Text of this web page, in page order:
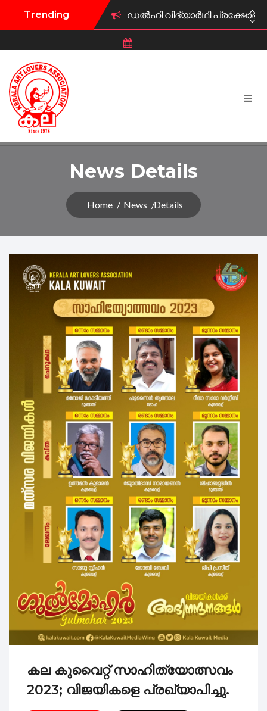
Trending ഡൽഹി വിദ്യാർഥി
കല കുവൈറ്റ് വി.എസ്
കല കുവൈറ്റ് ഫിഫ ലോകകപ്പ്
കല കുവൈറ്റ് ഫിഫ ലോകകപ്പ്
കല കുവൈറ്റ്
കല കുവൈറ്റിന് പുതിയ
അഞ്ചാമത് ലോകകേരള സഭ;
കല കുവൈറ്റ്‌ ഫിലിം
ചെറിയ ഫ്രെയിമുകളിൽ
മലയാളം മിഷൻ കുവൈറ്റ്‌
മരണാനന്തര സഹായം
കല കുവൈറ്റ് - ഫിഫ ലോകകപ്പ്
News Details
Home News Details
കല കുവൈറ്റ് സാഹിത്യോത്സവം
2023; വിജയികളെ പ്രഖ്യാപിച്ചു.